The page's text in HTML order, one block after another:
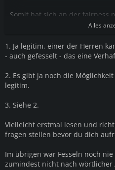
Somit hat sich an der fairness
Alles
1. Ja legitim, einer der Herren
- auch gefesselt - das eine
2. Es gibt ja noch die
legitim.
3. Siehe 2.
Vielleicht erstmal lesen und
fragen stellen bevor du dich
Im übrigen war Fesseln noch
zumindest nicht nach wörtlicher